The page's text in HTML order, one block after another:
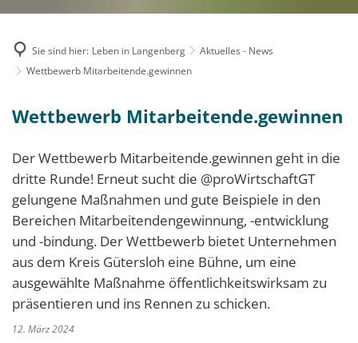
Sie sind hier: Leben in Langenberg
Aktuelles - News
Wettbewerb Mitarbeitende.gewinnen
Wettbewerb Mitarbeitende.gewinnen
Der Wettbewerb Mitarbeitende.gewinnen geht in die
dritte Runde! Erneut sucht die @proWirtschaftGT
gelungene Maßnahmen und gute Beispiele in den
Bereichen Mitarbeitendengewinnung, -entwicklung
und -bindung. Der Wettbewerb bietet Unternehmen
aus dem Kreis Gütersloh eine Bühne, um eine
ausgewählte Maßnahme öffentlichkeitswirksam zu
präsentieren und ins Rennen zu schicken.
12. März 2024